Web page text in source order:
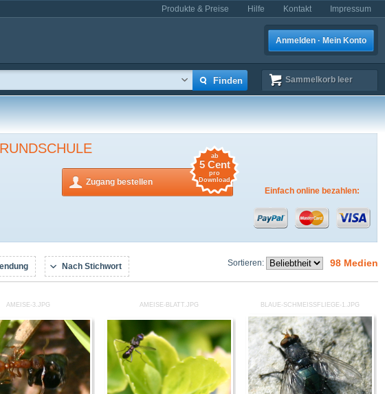
Produkte & Preise Hilfe Kontakt Impressum
Anmelden · Mein Konto
Sammelkorb leer
Zugang bestellen
ab
5 Cent
pro
Download
Einfach online bezahlen:
Sortieren: 98 Medien
Nach Stichwort
AMEISE-3.JPG AMEISE-BLATT.JPG BLAUE-SCHMEISSFLIEGE-1.JPG